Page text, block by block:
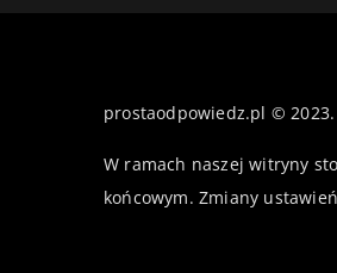
prostaodpowiedz.pl ©
W ramach naszej witryny
końcowym. Zmiany